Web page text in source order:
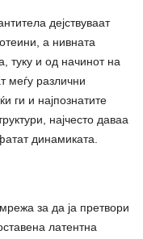
дејствуваат
а нивната
туку и од начинот на
меѓу различни
ги и најпознатите
најчесто даваа
динамиката.
за да ја претвори
латентна